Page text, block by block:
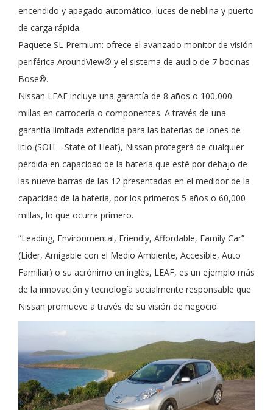
encendido y apagado automático, luces de neblina y puerto
de carga rápida.
Paquete SL Premium: ofrece el avanzado monitor de visión
periférica AroundView® y el sistema de audio de 7 bocinas
Bose®.
Nissan LEAF incluye una garantía de 8 años o 100,000
millas en carrocería o componentes. A través de una
garantía limitada extendida para las baterías de iones de
litio (SOH – State of Heat), Nissan protegerá de cualquier
pérdida en capacidad de la batería que esté por debajo de
las nueve barras de las 12 presentadas en el medidor de la
capacidad de la batería, por los primeros 5 años o 60,000
millas, lo que ocurra primero.
“Leading, Environmental, Friendly, Affordable, Family Car”
(Líder, Amigable con el Medio Ambiente, Accesible, Auto
Familiar) o su acrónimo en inglés, LEAF, es un ejemplo más
de la innovación y tecnología socialmente responsable que
Nissan promueve a través de su visión de negocio.